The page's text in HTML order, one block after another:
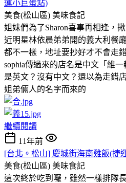
運小巨蛋站)
美食(松山區) 美味食記
姐妹們為了Sharon喜事再相逢，
近明星林依晨弟弟開的義大利餐
都不一樣，地址要抄好才不會走
sophia傳過來的店名是中文「維
是英文？沒有中文？還以為走錯
姐弟倆人的名字而來的
繼續閱讀
11年前
[台北。松山] 慶城街海南雞飯(捷
美食(松山區) 美味食記
這次終於吃到囉，雖然一樣排隊